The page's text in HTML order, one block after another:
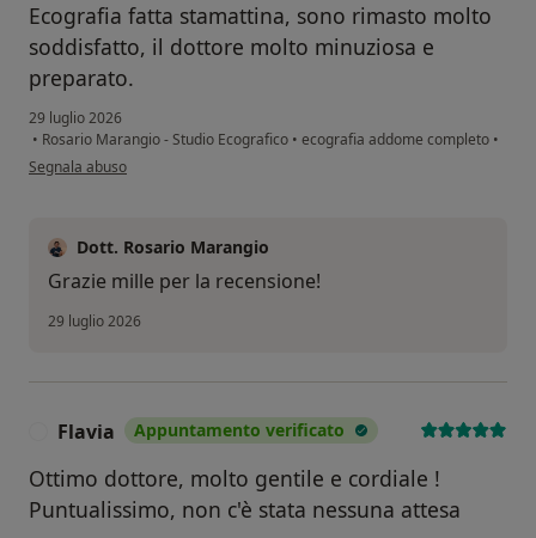
Ecografia fatta stamattina, sono rimasto molto
soddisfatto, il dottore molto minuziosa e
preparato.
29 luglio 2026
• Rosario Marangio - Studio Ecografico • ecografia addome completo •
secondo l'opinione dell'utente Iacono Davide
Segnala abuso
Dott. Rosario Marangio
Grazie mille per la recensione!
29 luglio 2026
Flavia Appuntamento verificato
Ottimo dottore, molto gentile e cordiale !
Puntualissimo, non c'è stata nessuna attesa